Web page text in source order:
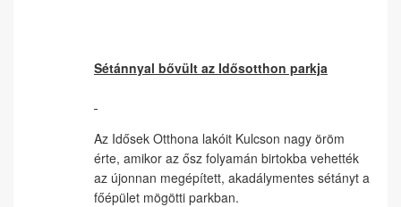
Sétánnyal bővült az Idősotthon parkja
Az Idősek Otthona lakóit Kulcson nagy öröm
érte, amikor az ősz folyamán birtokba vehették
az újonnan megépített, akadálymentes sétányt a
főépület mögötti parkban.